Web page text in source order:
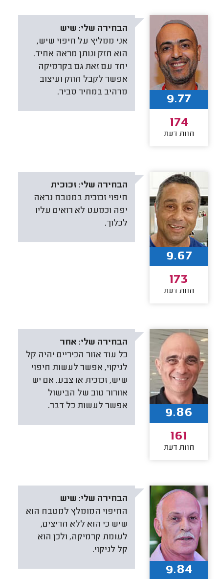
הבחירה שלי: שיש
אני ממליץ על חיפוי שיש,
הוא חזק ונותן מראה אחיד.
יחד עם זאת גם בקרמיקה
אפשר לקבל חוזק ועיצוב
מרהיב במחיר סביר.
9.77
174
חוות דעת
הבחירה שלי: זכוכית
חיפוי זכוכית במטבח נראה
יפה וכמעט לא רואים עליו
לכלוך.
9.67
173
חוות דעת
הבחירה שלי: אחר
כל עוד אזור הכיריים יהיה קל
לניקוי, אפשר לעשות חיפוי
שיש, זכוכית או צבע. אם יש
אוורור טוב של הבישול
אפשר לעשות כל דבר.
9.86
161
חוות דעת
הבחירה שלי: שיש
החיפוי המומלץ למטבח הוא
שיש כי הוא ללא חריצים,
לעומת קרמיקה, ולכן הוא
קל לניקוי.
9.84